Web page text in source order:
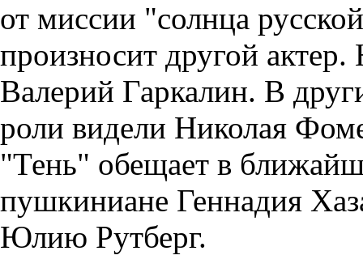
от миссии "солнца
произносит другой
Валерий Гаркалин. В
роли видели Николая
"Тень" обещает в
пушкиниане Геннадия
Юлию Рутберг.